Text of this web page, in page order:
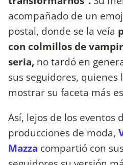
acompañado de un
postal, donde se la veía
con colmillos de
seria, no tardó en
sus seguidores,
mostrar su faceta más
Así, lejos de los eventos
producciones de moda,
Mazza compartió con